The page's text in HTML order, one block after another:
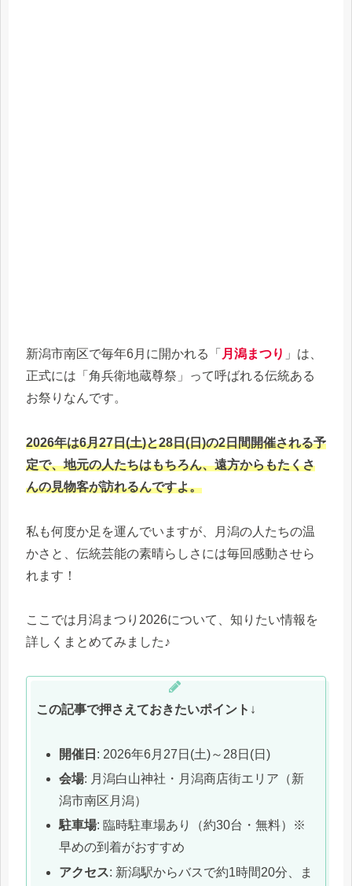
新潟市南区で毎年6月に開かれる「 月潟まつり 」は、
正式には「角兵衛地蔵尊祭」って呼ばれる伝統ある
お祭りなんです。
2026年は6月27日(土)と28日(日)の2日間開催される予
定で、地元の人たちはもちろん、遠方からもたくさ
んの見物客が訪れるんですよ。
私も何度か足を運んでいますが、月潟の人たちの温
かさと、伝統芸能の素晴らしさには毎回感動させら
れます！
ここでは月潟まつり2026について、知りたい情報を
詳しくまとめてみました♪
この記事で押さえておきたいポイント ↓
開催日 : 2026年6月27日(土)～28日(日)
会場: 月潟白山神社・月潟商店街エリア（新
潟市南区月潟）
駐車場: 臨時駐車場あり（約30台・無料）※
早めの到着がおすすめ
アクセス: 新潟駅からバスで約1時間20分、ま